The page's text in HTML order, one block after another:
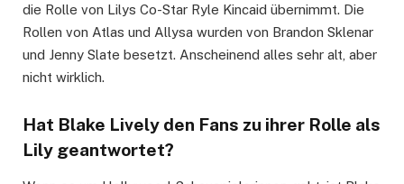
die Rolle von Lilys Co-Star Ryle Kincaid übernimmt. Die
Rollen von Atlas und Allysa wurden von Brandon Sklenar
und Jenny Slate besetzt. Anscheinend alles sehr alt, aber
nicht wirklich.
Hat Blake Lively den Fans zu ihrer Rolle als
Lily geantwortet?